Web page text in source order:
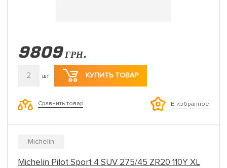
9809 ГРН.
2 шт КУПИТЬ ТОВАР
Сравнить товар В избранное
Michelin
Michelin Pilot Sport 4 SUV 275/45 ZR20 110Y XL